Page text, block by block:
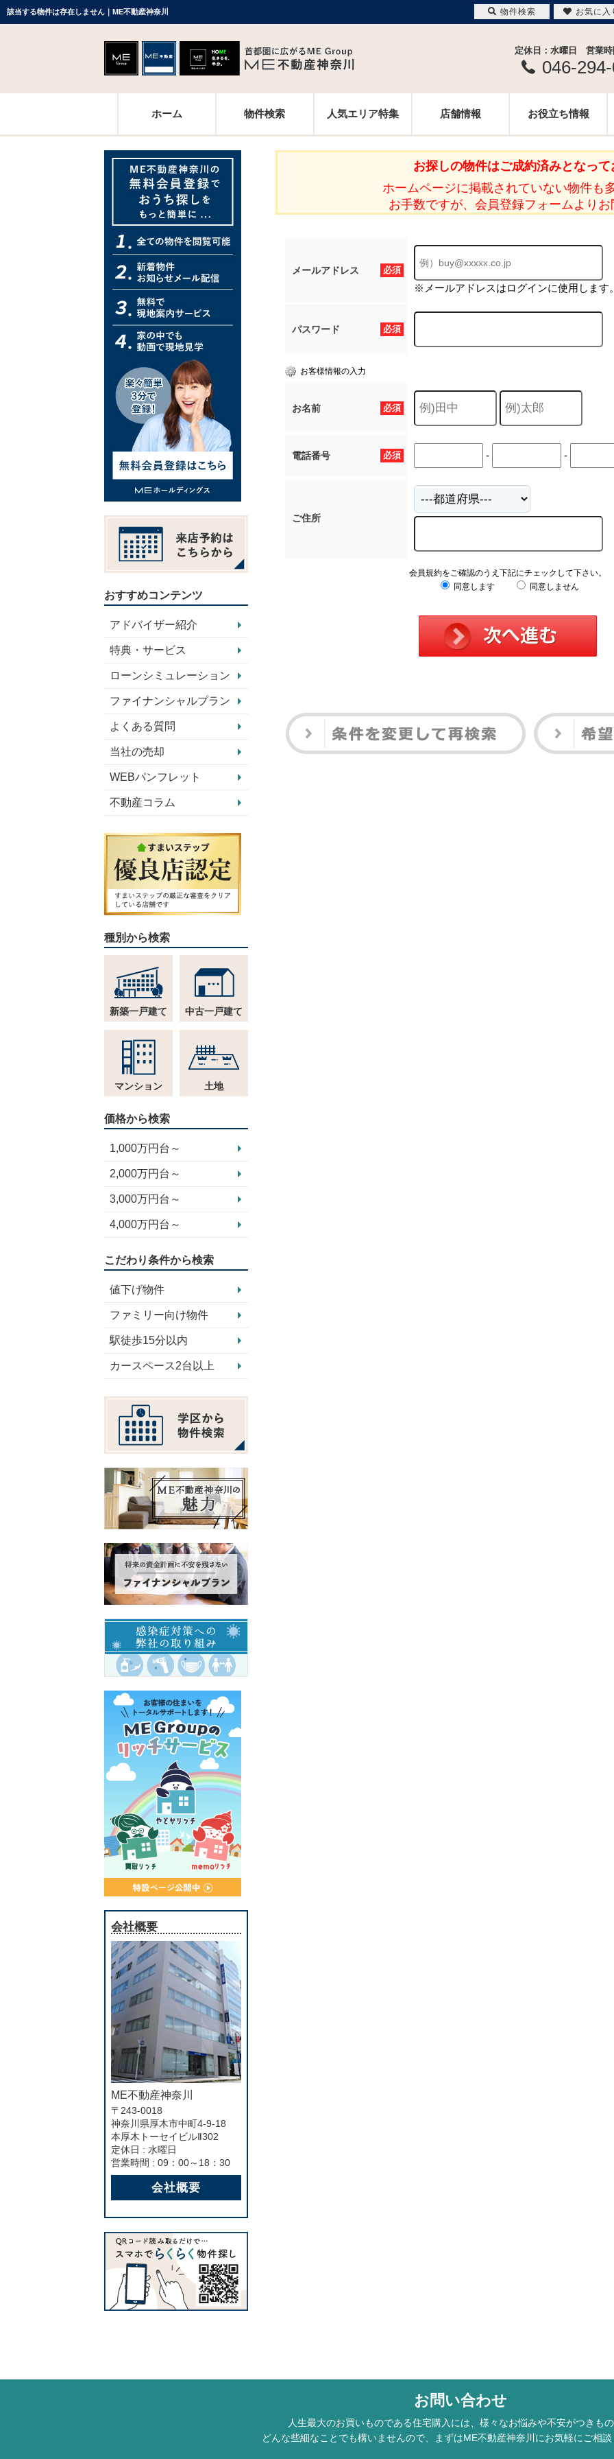
該当する物件は存在しません｜ME不動産神奈川
定休日：水曜日 営業
046-
ホーム 物件検索 人気エリア特集 店舗情報 お役立ち情報
お探しの物件はご成約済みとなって
ホームページに掲載されていない物件も
お手数ですが、会員登録フォームよりお
必須
メールアドレス
※メールアドレスはログインに使用します。
必須
パスワード
お客様情報の入力
必須
お名前
必須
電話番号 - -
ご住所
会員規約をご確認のうえ下記にチェックして下さい。
同意します
同意しません
おすすめコンテンツ
アドバイザー紹介
特典・サービス
ローンシミュレーション
ファイナンシャルプラン
よくある質問
当社の売却
WEBパンフレット
不動産コラム
種別から検索
新築一戸建て 中古一戸建て
マンション 土地
価格から検索
1,000万円台～
2,000万円台～
3,000万円台～
4,000万円台～
こだわり条件から検索
値下げ物件
ファミリー向け物件
駅徒歩15分以内
カースペース2台以上
会社概要
ME不動産神奈川
〒243-0018
神奈川県厚木市中町4-9-18
本厚木トーセイビルⅡ302
定休日 : 水曜日
営業時間 : 09：00～18：30
会社概要
お問い合わせ
人生最大のお買いものである住宅購入には、様々なお悩みや不安がつきも
どんな些細なことでも構いませんので、まずはME不動産神奈川にお気軽にご相談
物件検索 お気に入